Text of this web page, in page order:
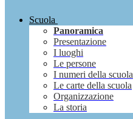
Scuola
Panoramica
Presentazione
I luoghi
Le persone
I numeri della scuola
Le carte della scuola
Organizzazione
La storia